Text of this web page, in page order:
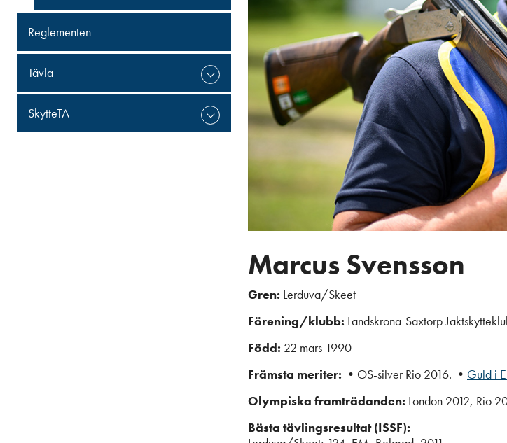
Reglementen
Tävla
SkytteTA
Marcus Svensson
Gren: Lerduva/Skeet
Förening/klubb: Landskrona-Saxtorp
Född: 22 mars 1990
Främsta meriter: • OS-silver Rio 2016. • Guld i
Olympiska framträdanden: London 2012, Rio
Bästa tävlingsresultat (ISSF):